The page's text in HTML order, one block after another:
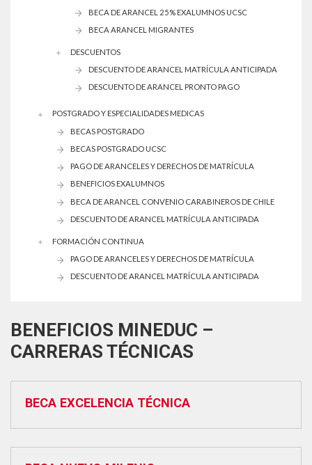
BECA DE ARANCEL 25% EXALUMNOS UCSC
BECA ARANCEL MIGRANTES
DESCUENTOS
DESCUENTO DE ARANCEL MATRÍCULA ANTICIPADA
DESCUENTO DE ARANCEL PRONTO PAGO
POSTGRADO Y ESPECIALIDADES MEDICAS
BECAS POSTGRADO
BECAS POSTGRADO UCSC
PAGO DE ARANCELES Y DERECHOS DE MATRÍCULA
BENEFICIOS EXALUMNOS
BECA DE ARANCEL CONVENIO CARABINEROS DE CHILE
DESCUENTO DE ARANCEL MATRÍCULA ANTICIPADA
FORMACIÓN CONTINUA
PAGO DE ARANCELES Y DERECHOS DE MATRÍCULA
DESCUENTO DE ARANCEL MATRÍCULA ANTICIPADA
BENEFICIOS MINEDUC –
CARRERAS TÉCNICAS
BECA EXCELENCIA TÉCNICA